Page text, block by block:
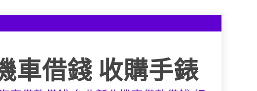
車借錢 收購手錶